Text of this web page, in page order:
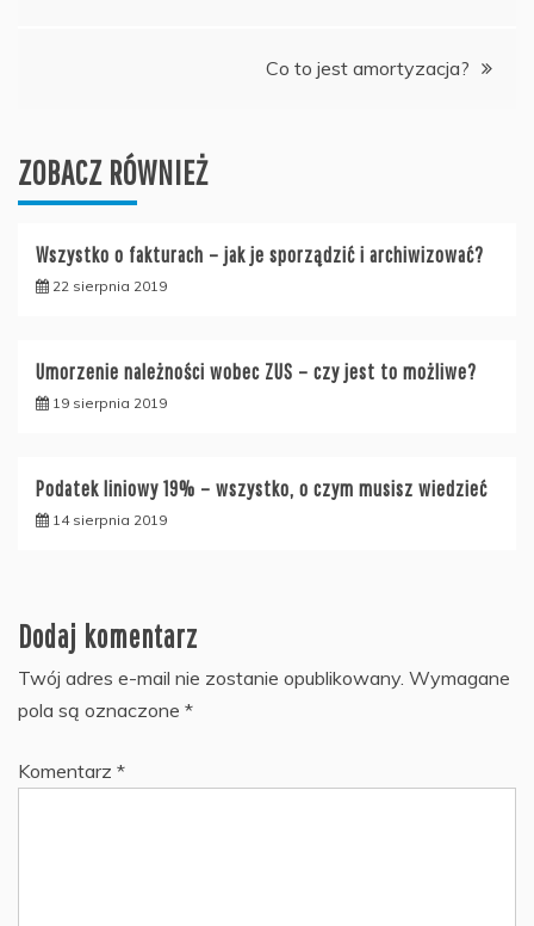
Co to jest amortyzacja?
ZOBACZ RÓWNIEŻ
Wszystko o fakturach – jak je sporządzić i archiwizować?
22 sierpnia 2019
Umorzenie należności wobec ZUS – czy jest to możliwe?
19 sierpnia 2019
Podatek liniowy 19% – wszystko, o czym musisz wiedzieć
14 sierpnia 2019
Dodaj komentarz
Twój adres e-mail nie zostanie opublikowany. Wymagane
pola są oznaczone *
Komentarz *